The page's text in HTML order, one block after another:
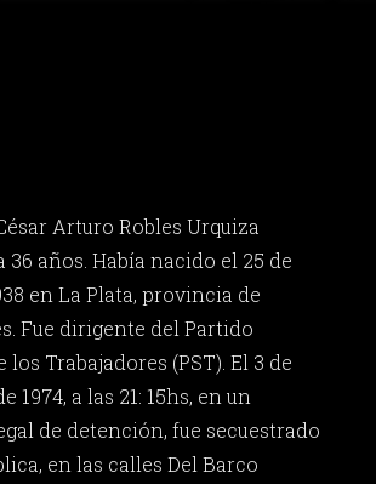
Arturo Robles Urquiza
36 años. Había nacido el 25 de
en La Plata, provincia de
Fue dirigente del Partido
los Trabajadores (PST). El 3 de
1974, a las 21: 15hs, en un
de detención, fue secuestrado
en las calles Del Barco